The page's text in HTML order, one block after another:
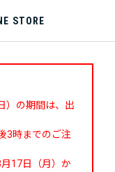
STORE
）の期間は、出
3時までのご注
17日（月）か